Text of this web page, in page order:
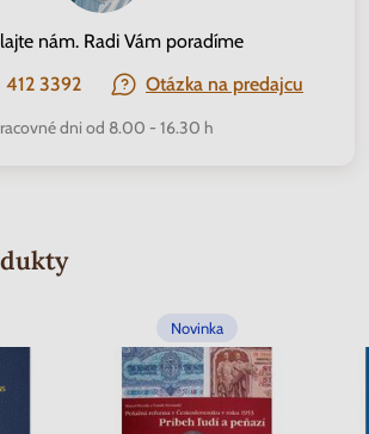
nám. Radi Vám poradíme
412 3392
Otázka na predajcu
dni od 8.00 - 16.30 h
Novinka